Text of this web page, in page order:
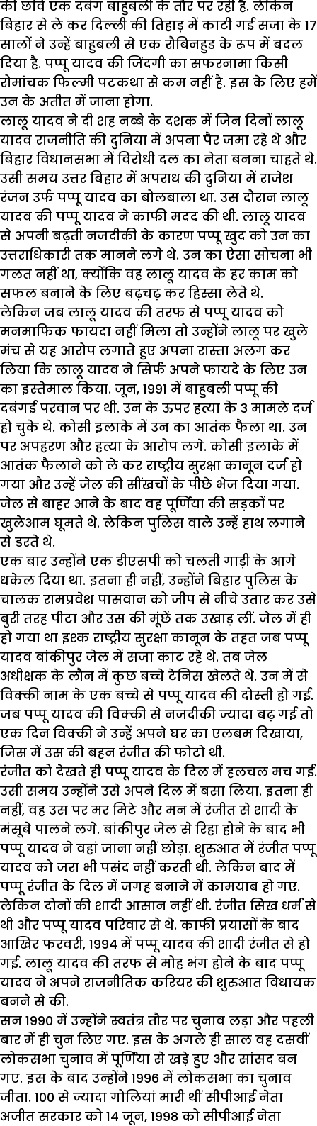
की छवि एक दबंग बाहुबली के तौर पर रही है. लेकिन
बिहार से ले कर दिल्ली की तिहाड़ में काटी गई सजा के 17
सालों ने उन्हें बाहुबली से एक रौबिनहुड के रूप में बदल
दिया है. पप्पू यादव की जिंदगी का सफरनामा किसी
रोमांचक फिल्मी पटकथा से कम नहीं है. इस के लिए हमें
उन के अतीत में जाना होगा.
लालू यादव ने दी शह नब्बे के दशक में जिन दिनों लालू
यादव राजनीति की दुनिया में अपना पैर जमा रहे थे और
बिहार विधानसभा में विरोधी दल का नेता बनना चाहते थे.
उसी समय उत्तर बिहार में अपराध की दुनिया में राजेश
रंजन उर्फ पप्पू यादव का बोलबाला था. उस दौरान लालू
यादव की पप्पू यादव ने काफी मदद की थी. लालू यादव
से अपनी बढ़ती नजदीकी के कारण पप्पू खुद को उन का
उत्तराधिकारी तक मानने लगे थे. उन का ऐसा सोचना भी
गलत नहीं था, क्योंकि वह लालू यादव के हर काम को
सफल बनाने के लिए बढ़चढ़ कर हिस्सा लेते थे.
लेकिन जब लालू यादव की तरफ से पप्पू यादव को
मनमाफिक फायदा नहीं मिला तो उन्होंने लालू पर खुले
मंच से यह आरोप लगाते हुए अपना रास्ता अलग कर
लिया कि लालू यादव ने सिर्फ अपने फायदे के लिए उन
का इस्तेमाल किया. जून, 1991 में बाहुबली पप्पू की
दबंगई परवान पर थी. उन के ऊपर हत्या के 3 मामले दर्ज
हो चुके थे. कोसी इलाके में उन का आतंक फैला था. उन
पर अपहरण और हत्या के आरोप लगे. कोसी इलाके में
आतंक फैलाने को ले कर राष्ट्रीय सुरक्षा कानून दर्ज हो
गया और उन्हें जेल की सींखचों के पीछे भेज दिया गया.
जेल से बाहर आने के बाद वह पूर्णिया की सड़कों पर
खुलेआम घूमते थे. लेकिन पुलिस वाले उन्हें हाथ लगाने
से डरते थे.
एक बार उन्होंने एक डीएसपी को चलती गाड़ी के आगे
धकेल दिया था. इतना ही नहीं, उन्होंने बिहार पुलिस के
चालक रामप्रवेश पासवान को जीप से नीचे उतार कर उसे
बुरी तरह पीटा और उस की मूंछें तक उखाड़ लीं. जेल में ही
हो गया था इश्क राष्ट्रीय सुरक्षा कानून के तहत जब पप्पू
यादव बांकीपुर जेल में सजा काट रहे थे. तब जेल
अधीक्षक के लौन में कुछ बच्चे टेनिस खेलते थे. उन में से
विक्की नाम के एक बच्चे से पप्पू यादव की दोस्ती हो गई.
जब पप्पू यादव की विक्की से नजदीकी ज्यादा बढ़ गई तो
एक दिन विक्की ने उन्हें अपने घर का एलबम दिखाया,
जिस में उस की बहन रंजीत की फोटो थी.
रंजीत को देखते ही पप्पू यादव के दिल में हलचल मच गई.
उसी समय उन्होंने उसे अपने दिल में बसा लिया. इतना ही
नहीं, वह उस पर मर मिटे और मन में रंजीत से शादी के
मंसूबे पालने लगे. बांकीपुर जेल से रिहा होने के बाद भी
पप्पू यादव ने वहां जाना नहीं छोड़ा. शुरुआत में रंजीत पप्पू
यादव को जरा भी पसंद नहीं करती थी. लेकिन बाद में
पप्पू रंजीत के दिल में जगह बनाने में कामयाब हो गए.
लेकिन दोनों की शादी आसान नहीं थी. रंजीत सिख धर्म से
थी और पप्पू यादव परिवार से थे. काफी प्रयासों के बाद
आखिर फरवरी, 1994 में पप्पू यादव की शादी रंजीत से हो
गई. लालू यादव की तरफ से मोह भंग होने के बाद पप्पू
यादव ने अपने राजनीतिक करियर की शुरुआत विधायक
बनने से की.
सन 1990 में उन्होंने स्वतंत्र तौर पर चुनाव लड़ा और पहली
बार में ही चुन लिए गए. इस के अगले ही साल वह दसवीं
लोकसभा चुनाव में पूर्णिया से खड़े हुए और सांसद बन
गए. इस के बाद उन्होंने 1996 में लोकसभा का चुनाव
जीता. 100 से ज्यादा गोलियां मारी थीं सीपीआई नेता
अजीत सरकार को 14 जून, 1998 को सीपीआई नेता